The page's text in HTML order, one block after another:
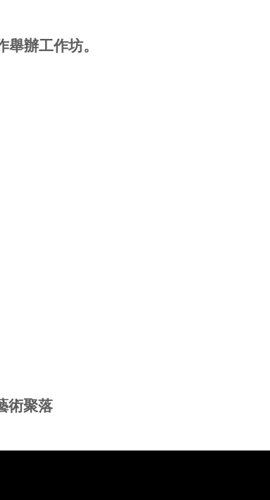
辦工作坊。
術聚落